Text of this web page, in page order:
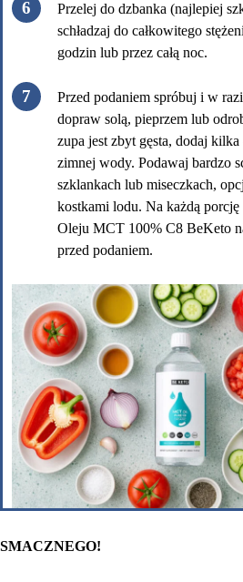
Przelej do dzbanka (najlepiej
schładzaj do całkowitego
godzin lub przez całą noc.
Przed podaniem spróbuj i w
dopraw solą, pieprzem lub
zupa jest zbyt gęsta, dodaj kilka
zimnej wody. Podawaj bardzo
szklankach lub miseczkach,
kostkami lodu. Na każdą
Oleju MCT 100% C8 BeKeto
przed podaniem.
SMACZNEGO!